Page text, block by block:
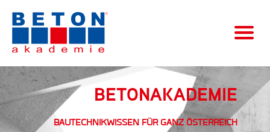
BETONAKADEMIE
BAUTECHNIKWISSEN FÜR GANZ ÖSTERREICH